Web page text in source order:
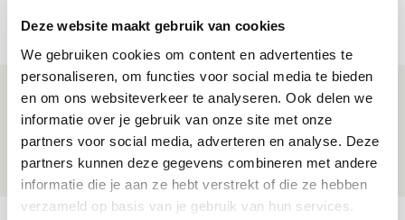
Deze website maakt gebruik van cookies
We gebruiken cookies om content en advertenties te
personaliseren, om functies voor social media te bieden
en om ons websiteverkeer te analyseren. Ook delen we
informatie over je gebruik van onze site met onze
partners voor social media, adverteren en analyse. Deze
partners kunnen deze gegevens combineren met andere
informatie die je aan ze hebt verstrekt of die ze hebben
verzameld op basis van je gebruik van hun services.
Net binnen //
Drie dingen die je moet weten over PEC
Zwolle - Ajax
08 AUGUSTUS 2026 - 12:32
NIEUWS